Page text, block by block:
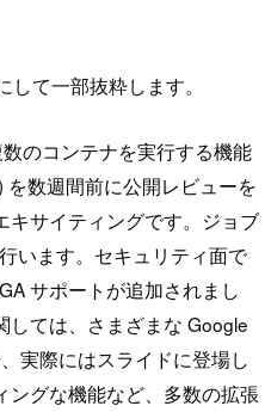
て一部抜粋します。
のコンテナを実行する機能
数週間前に公開レビューを
キサイティングです。ジョブ
います。セキュリティ面で
サポートが追加されまし
しては、さまざまな Google
実際にはスライドに登場し
ングな機能など、多数の拡張